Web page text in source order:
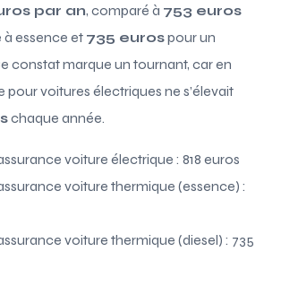
par an, comparé à 753 euros
essence et 735 eurospour un
constat marque un tournant, car en
pour voitures électriques ne s’élevait
chaque année.
voiture électrique : 818 euros
voiture thermique (essence) :
voiture thermique (diesel) : 735